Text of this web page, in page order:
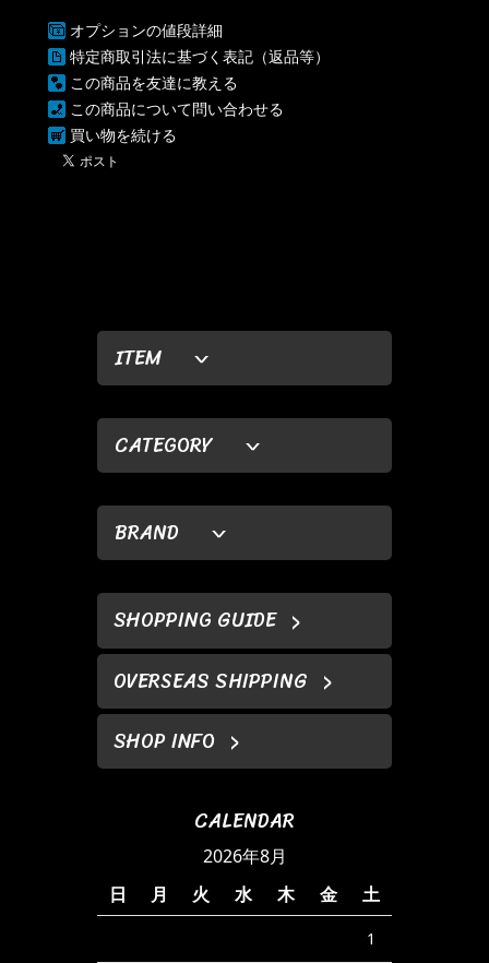
ITEM
CATEGORY
BRAND
SHOPPING GUIDE
OVERSEAS SHIPPING
SHOP INFO
CALENDAR
2026年8月
日
月 火 水 木 金 土
1
オプションの値段詳細
特定商取引法に基づく表記（返品等）
この商品を友達に教える
この商品について問い合わせる
買い物を続ける